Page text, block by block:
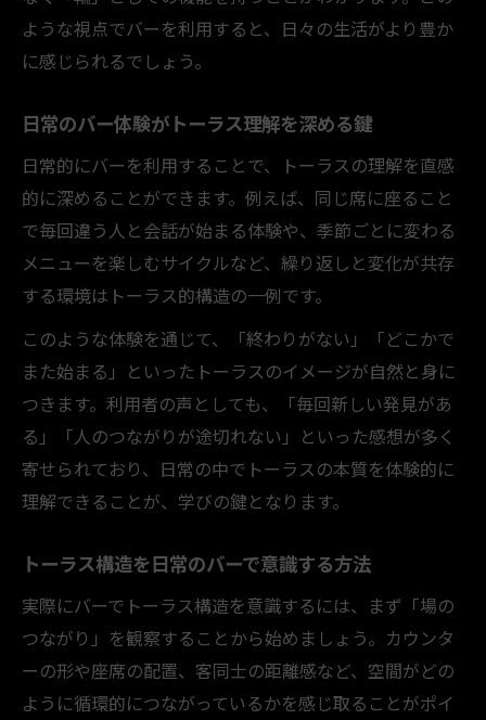
ような視点でバーを利用すると、日々の生活がより豊か
に感じられるでしょう。
日常のバー体験がトーラス理解を深める鍵
日常的にバーを利用することで、トーラスの理解を直感
的に深めることができます。例えば、同じ席に座ること
で毎回違う人と会話が始まる体験や、季節ごとに変わる
メニューを楽しむサイクルなど、繰り返しと変化が共存
する環境はトーラス的構造の一例です。
このような体験を通じて、「終わりがない」「どこかで
また始まる」といったトーラスのイメージが自然と身に
つきます。利用者の声としても、「毎回新しい発見があ
る」「人のつながりが途切れない」といった感想が多く
寄せられており、日常の中でトーラスの本質を体験的に
理解できることが、学びの鍵となります。
トーラス構造を日常のバーで意識する方法
実際にバーでトーラス構造を意識するには、まず「場の
つながり」を観察することから始めましょう。カウンタ
ーの形や座席の配置、客同士の距離感など、空間がどの
ように循環的につながっているかを感じ取ることがポイ